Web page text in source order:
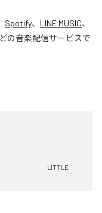
Spotify、 LINE MUSIC、
の音楽配信サービスで
LITTLE